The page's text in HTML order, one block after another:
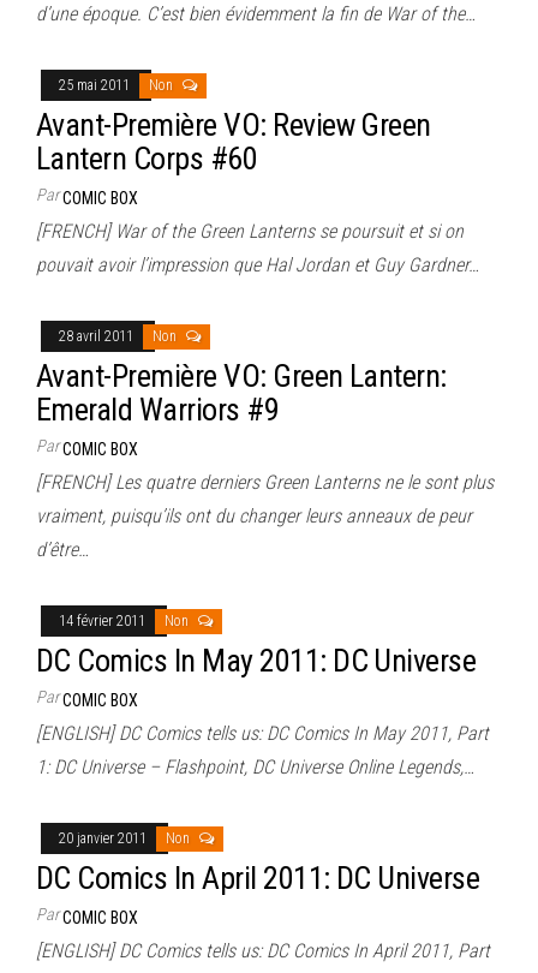
d’une époque. C’est bien évidemment la fin de War of the…
25 mai 2011 Non
Avant-Première VO: Review Green
Lantern Corps #60
ParCOMIC BOX
[FRENCH] War of the Green Lanterns se poursuit et si on
pouvait avoir l’impression que Hal Jordan et Guy Gardner…
28 avril 2011 Non
Avant-Première VO: Green Lantern:
Emerald Warriors #9
ParCOMIC BOX
[FRENCH] Les quatre derniers Green Lanterns ne le sont plus
vraiment, puisqu’ils ont du changer leurs anneaux de peur
d’être…
14 février 2011 Non
DC Comics In May 2011: DC Universe
ParCOMIC BOX
[ENGLISH] DC Comics tells us: DC Comics In May 2011, Part
1: DC Universe – Flashpoint, DC Universe Online Legends,…
20 janvier 2011 Non
DC Comics In April 2011: DC Universe
ParCOMIC BOX
[ENGLISH] DC Comics tells us: DC Comics In April 2011, Part